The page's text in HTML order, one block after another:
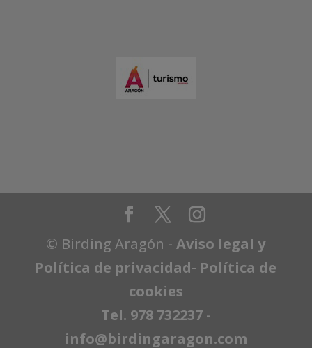
© Birding Aragón -Aviso legal y
Política de privacidad- Política de
cookies
Tel. 978 732237 -
info@birdingaragon.com